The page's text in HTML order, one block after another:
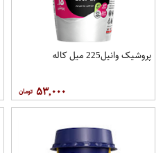
پروشیک وانیل225 میل کاله
۵۳,۰۰۰